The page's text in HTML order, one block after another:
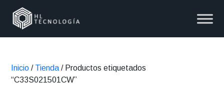
Inicio / Tienda / Productos etiquetados
“C33S021501CW”